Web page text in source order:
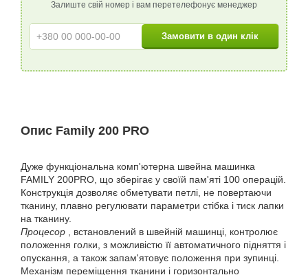
Залиште свій номер і вам перетелефонує менеджер
Опис Family 200 PRO
Дуже функціональна комп'ютерна швейна машинка
FAMILY 200PRO, що зберігає у своїй пам'яті 100 операцій.
Конструкція дозволяє обметувати петлі, не повертаючи
тканину, плавно регулювати параметри стібка і тиск лапки
на тканину.
Процесор , встановлений в швейній машинці, контролює
положення голки, з можливістю її автоматичного підняття і
опускання, а також запам'ятовує положення при зупинці.
Механізм переміщення тканини і горизонтально